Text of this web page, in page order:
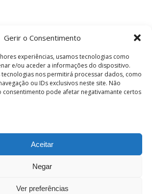
Gerir o Consentimento
experiências, usamos tecnologias como
e/ou aceder a informações do dispositivo.
tecnologias nos permitirá processar dados, como
ou IDs exclusivos neste site. Não
consentimento pode afetar negativamante certos
Aceitar
Negar
Ver preferências